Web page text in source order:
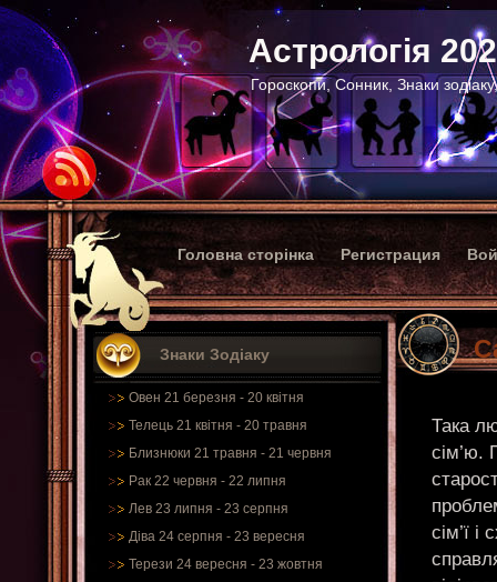
Астрологія
Гороскопи, Сонник, Знаки
Головна сторінка Регистрация
Знаки Зодіаку
Овен 21 березня - 20 квітня
Телець 21 квітня - 20 травня
Близнюки 21 травня - 21 червня
Рак 22 червня - 22 липня
Лев 23 липня - 23 серпня
Діва 24 серпня - 23 вересня
Терези 24 вересня - 23 жовтня
Така
сім’ю.
сім’ї